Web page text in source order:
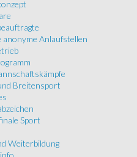
anonyme Anlaufstellen
Breitensport
Sport
Weiterbildung